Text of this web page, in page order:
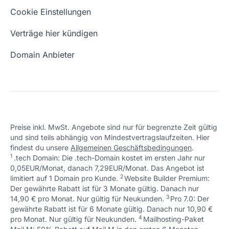
+49 (0) 451 / 70 99 70
support@checkdomain.de
Schön, dass ich dir helfen konnte.
Tut mir leid, du erreichst uns unter:
+49 (0) 451 / 70 99 70
support@checkdomain.de
Schön, dass ich dir helfen konnte.
Tut mir leid, du erreichst uns unter:
+49 (0) 451 / 70 99 70oder
support@checkdomain.de
Schön, dass ich dir helfen konnte.
Tut mir leid, du erreichst uns unter:
+49 (0) 451 / 70 99 70oder
support@checkdomain.de
Schön, dass ich dir helfen konnte.
Tut mir leid, du erreichst uns unter:
+49 (0) 451 / 70 99 70oder
support@checkdomain.de
Domain Umzug
Wie ist meine IP?
Email Adresse erstellen
Cookie Einstellungen
Verträge hier kündigen
Domain Anbieter
Preise inkl. MwSt. Angebote sind nur für begrenzte Zeit gültig
und sind teils abhängig von Mindestvertragslaufzeiten. Hier
findest du unsere Allgemeinen Geschäftsbedingungen.
1 .tech Domain: Die .tech-Domain kostet im ersten Jahr nur
0,05EUR/Monat, danach 7,29EUR/Monat. Das Angebot ist
limitiert auf 1 Domain pro Kunde. ↩ 1
2 Website Builder Premium:
Der gewährte Rabatt ist für 3 Monate gültig. Danach nur
14,90 € pro Monat. Nur gültig für Neukunden. ↩ 1
3 Pro 7.0: Der
gewährte Rabatt ist für 6 Monate gültig. Danach nur 10,90 €
pro Monat. Nur gültig für Neukunden. ↩ 1
4 Mailhosting-Paket